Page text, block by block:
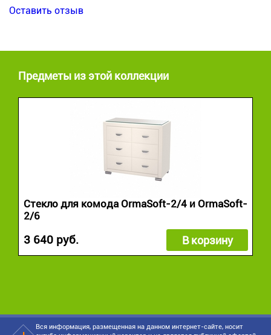
Оставить отзыв
Предметы из этой коллекции
Стекло для комода OrmaSoft-2/4 и OrmaSoft-
2/6
3 640 руб. В корзину
Вся информация, размещенная на данном интернет-сайте, носит